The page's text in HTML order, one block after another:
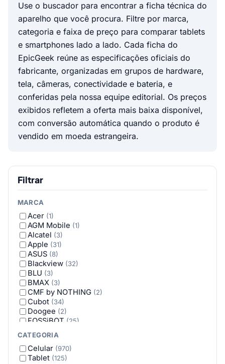
Use o buscador para encontrar a ficha técnica do
aparelho que você procura. Filtre por marca,
categoria e faixa de preço para comparar tablets
e smartphones lado a lado. Cada ficha do
EpicGeek reúne as especificações oficiais do
fabricante, organizadas em grupos de hardware,
tela, câmeras, conectividade e bateria, e
conferidas pela nossa equipe editorial. Os preços
exibidos refletem a oferta mais baixa disponível,
com conversão automática quando o produto é
vendido em moeda estrangeira.
Filtrar
MARCA
Acer (1)
AGM Mobile (1)
Alcatel (3)
Apple (31)
ASUS (8)
Blackview (32)
BLU (3)
BMAX (3)
CMF by NOTHING (2)
Cubot (34)
Doogee (2)
FOSSiBOT (25)
HONOR(11)
HUAWEI(13)
Infinix (27)
CATEGORIA
Celular (970)
Tablet (125)